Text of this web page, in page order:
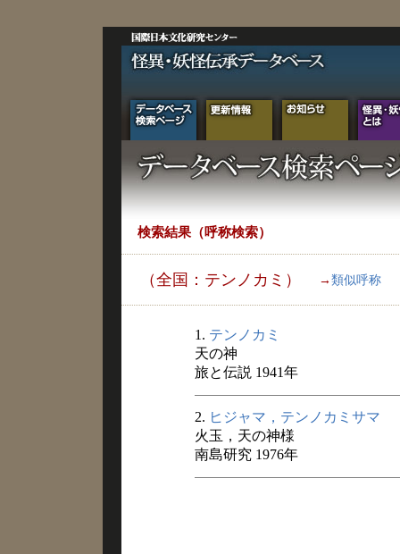
検索結果（呼称検索）
（全国：テンノカミ） → 類似呼称
1. テンノカミ
天の神
旅と伝説 1941年
2. ヒジャマ，テンノカミサマ
火玉，天の神様
南島研究 1976年